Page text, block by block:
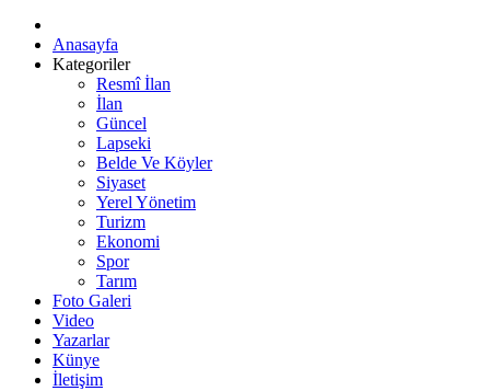
Anasayfa
Kategoriler
Resmî İlan
İlan
Güncel
Lapseki
Belde Ve Köyler
Siyaset
Yerel Yönetim
Turizm
Ekonomi
Spor
Tarım
Foto Galeri
Video
Yazarlar
Künye
İletişim